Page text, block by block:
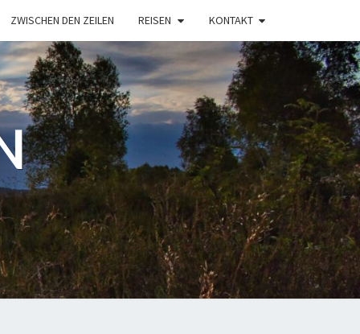
ZWISCHEN DEN ZEILEN REISEN KONTAKT